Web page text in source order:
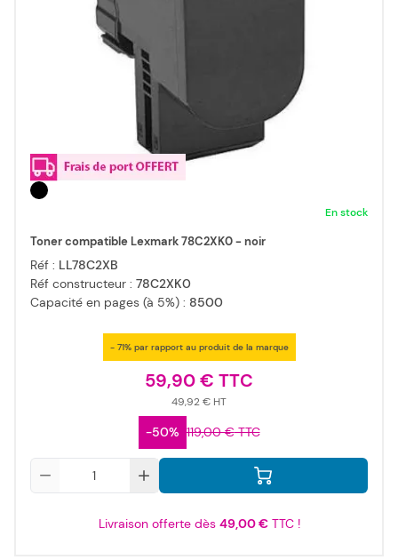
En stock
Toner compatible Lexmark 78C2XK0 - noir
Réf : LL78C2XB
Réf constructeur : 78C2XK0
Capacité en pages (à 5%) : 8500
- 71% par rapport au produit de la marque
59,90 €
49,92 €
-50% 119,00 €
Livraison offerte dès 49,00 €TTC !